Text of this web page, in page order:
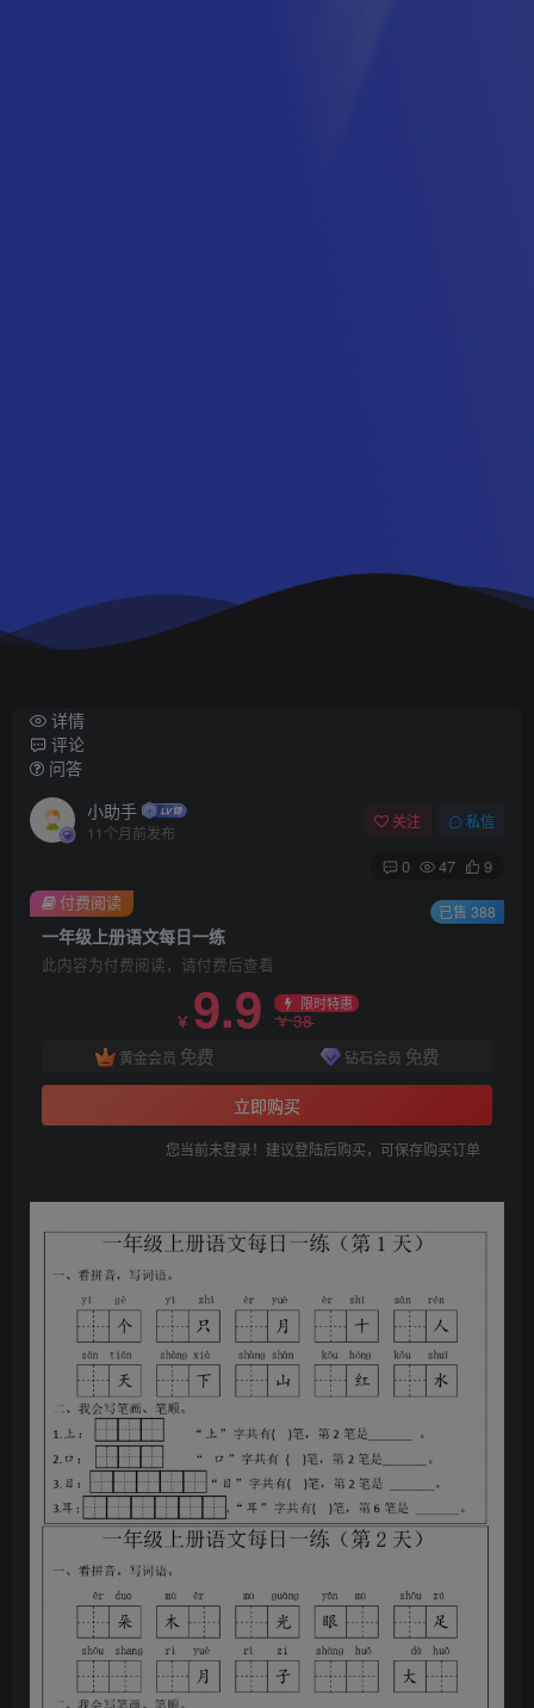
详情
评论
问答
小助手
11个月前发布
关注 私信
0 47 9
一年级上册语文每日一练
此内容为付费阅读，请付费后查看
￥ 9.9 限时特惠
￥38
黄金会员 免费 钻石会员 免费
立即购买
您当前未登录！建议登陆后购买，可保存购买订单
付费阅读 已售 388